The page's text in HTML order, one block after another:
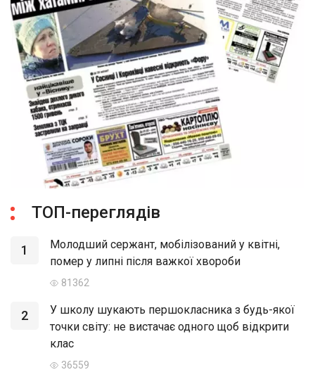
ТОП-переглядів
1
Молодший сержант, мобілізований у квітні,
помер у липні після важкої хвороби
81362
2
У школу шукають першокласника з будь-якої
точки світу: не вистачає одного щоб відкрити
клас
36559